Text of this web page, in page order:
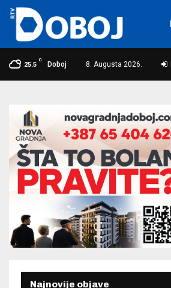
25.5
C
Doboj 8. Augusta 2026.
Najnovije objave